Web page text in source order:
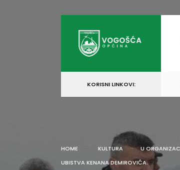
content
KORISNI LINKOVI:
HOME KULTURA
U
UBISTVA KENANA DEMIROVIĆA.